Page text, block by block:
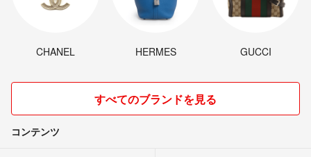
CHANEL HERMES GUCCI
すべてのブランドを見る
コンテンツ